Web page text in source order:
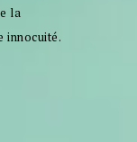
la
innocuité.